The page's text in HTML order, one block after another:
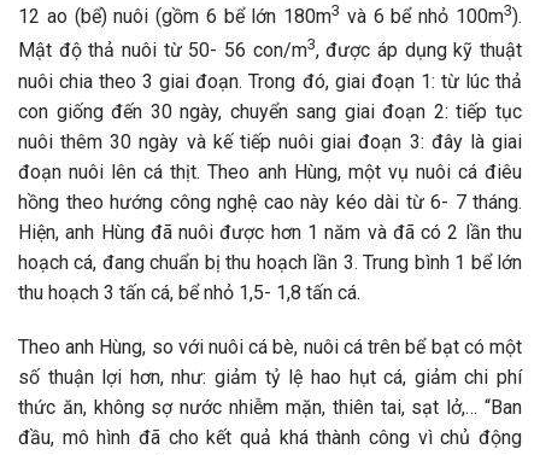
12 ao (bể) nuôi (gồm 6 bể lớn 180m3 và 6 bể nhỏ 100m3).
Mật độ thả nuôi từ 50- 56 con/m3, được áp dụng kỹ thuật
nuôi chia theo 3 giai đoạn. Trong đó, giai đoạn 1: từ lúc thả
con giống đến 30 ngày, chuyển sang giai đoạn 2: tiếp tục
nuôi thêm 30 ngày và kế tiếp nuôi giai đoạn 3: đây là giai
đoạn nuôi lên cá thịt. Theo anh Hùng, một vụ nuôi cá điêu
hồng theo hướng công nghệ cao này kéo dài từ 6- 7 tháng.
Hiện, anh Hùng đã nuôi được hơn 1 năm và đã có 2 lần thu
hoạch cá, đang chuẩn bị thu hoạch lần 3. Trung bình 1 bể lớn
thu hoạch 3 tấn cá, bể nhỏ 1,5- 1,8 tấn cá.
Theo anh Hùng, so với nuôi cá bè, nuôi cá trên bể bạt có một
số thuận lợi hơn, như: giảm tỷ lệ hao hụt cá, giảm chi phí
thức ăn, không sợ nước nhiễm mặn, thiên tai, sạt lở,… “Ban
đầu, mô hình đã cho kết quả khá thành công vì chủ động